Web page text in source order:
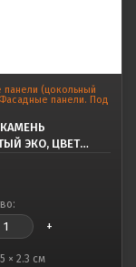
(цокольный
Фасадные панели. Под
ЭКО, ЦВЕТ
+
× 2.3 см